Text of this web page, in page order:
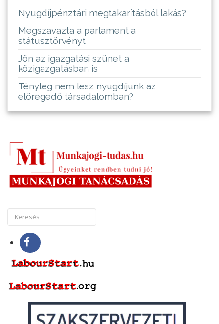
Nyugdíjpénztári megtakarításból lakás?
Megszavazta a parlament a
státusztörvényt
Jön az igazgatási szünet a
közigazgatásban is
Tényleg nem lesz nyugdíjunk az
elöregedő társadalomban?